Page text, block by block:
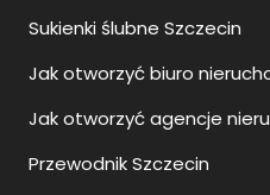
Sukienki ślubne Szczecin
Jak otworzyć biuro
Jak otworzyć agencje
Przewodnik Szczecin